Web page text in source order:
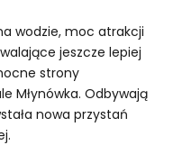
wodzie, moc atrakcji
jeszcze lepiej
strony
Młynówka. Odbywają
nowa przystań